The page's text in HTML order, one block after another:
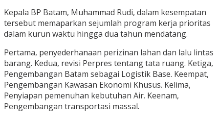
Kepala BP Batam, Muhammad Rudi, dalam kesempatan
tersebut memaparkan sejumlah program kerja prioritas
dalam kurun waktu hingga dua tahun mendatang.
Pertama, penyederhanaan perizinan lahan dan lalu lintas
barang. Kedua, revisi Perpres tentang tata ruang. Ketiga,
Pengembangan Batam sebagai Logistik Base. Keempat,
Pengembangan Kawasan Ekonomi Khusus. Kelima,
Penyiapan pemenuhan kebutuhan Air. Keenam,
Pengembangan transportasi massal.